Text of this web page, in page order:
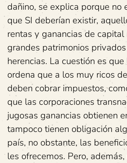
dañino, se explica porque no
que SI deberían existir,
rentas y ganancias de
grandes patrimonios
herencias. La cuestión es
ordena que a los muy ricos
deben cobrar impuestos,
que las corporaciones
jugosas ganancias obtienen
tampoco tienen obligación
país, no obstante, las
les ofrecemos. Pero,